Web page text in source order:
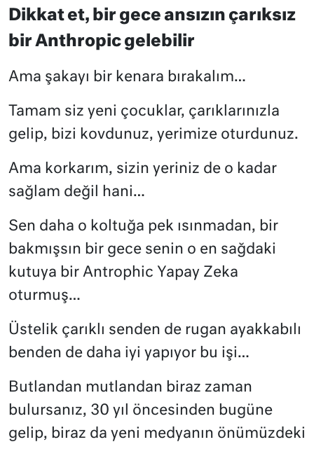
Dikkat et, bir gece ansızın çarıksız
bir Anthropic gelebilir
Ama şakayı bir kenara bırakalım…
Tamam siz yeni çocuklar, çarıklarınızla
gelip, bizi kovdunuz, yerimize oturdunuz.
Ama korkarım, sizin yeriniz de o kadar
sağlam değil hani…
Sen daha o koltuğa pek ısınmadan, bir
bakmışsın bir gece senin o en sağdaki
kutuya bir Antrophic Yapay Zeka
oturmuş…
Üstelik çarıklı senden de rugan ayakkabılı
benden de daha iyi yapıyor bu işi…
Butlandan mutlandan biraz zaman
bulursanız, 30 yıl öncesinden bugüne
gelip, biraz da yeni medyanın önümüzdeki